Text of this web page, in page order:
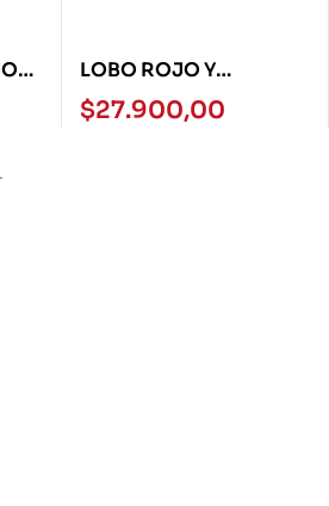
LOBO ROJO Y
CAPERUCITA FEROZ -
LOQUELEO-
$27.900,00